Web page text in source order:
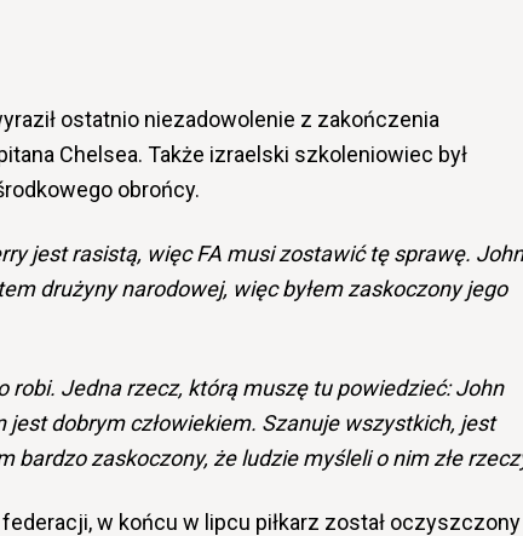
ostatnio niezadowolenie z zakończenia
Chelsea. Także izraelski szkoleniowiec był
obrońcy.
jest rasistą, więc FA musi zostawić tę sprawę. John
drużyny narodowej, więc byłem zaskoczony jego
robi. Jedna rzecz, którą muszę tu powiedzieć: John
jest dobrym człowiekiem. Szanuje wszystkich, jest
bardzo zaskoczony, że ludzie myśleli o nim złe
w końcu w lipcu piłkarz został oczyszczony